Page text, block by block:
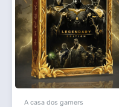
A casa dos gamers